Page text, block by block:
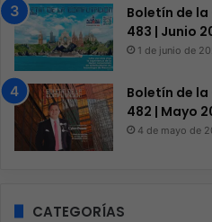
Boletín de
483 | Junio
1 de junio de
Boletín de
482 | Mayo
4 de mayo de
CATEGORÍAS